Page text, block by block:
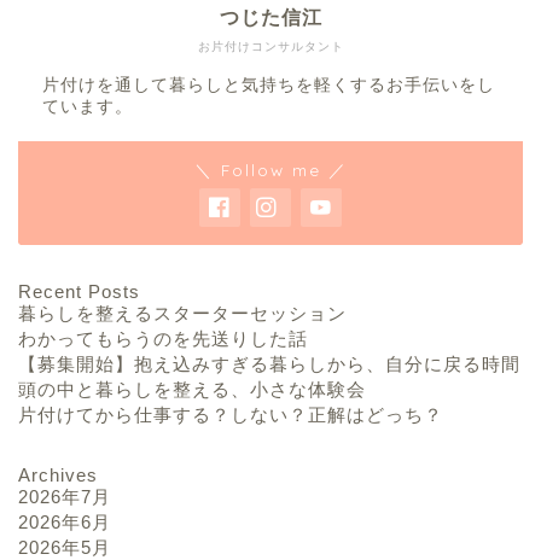
お片付けコンサルタント
つじた信江
片付けを通して暮らしと気持ちを軽くするお手伝いをし
ています。
＼ Follow me ／
Recent Posts
暮らしを整えるスターターセッション
わかってもらうのを先送りした話
【募集開始】抱え込みすぎる暮らしから、自分に戻る時間
頭の中と暮らしを整える、小さな体験会
片付けてから仕事する？しない？正解はどっち？
Archives
2026年7月
2026年6月
2026年5月